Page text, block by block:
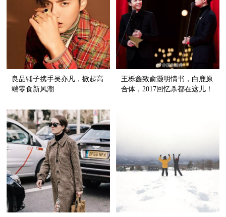
良品铺子携手吴亦凡，掀起高
端零食新风潮
王栎鑫致俞灏明情书，白鹿原
合体，2017回忆杀都在这儿！